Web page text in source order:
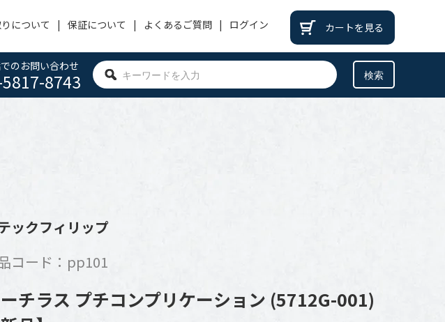
について 保証について よくあるご質問 ログイン カートを見る
ROGER DUBUIS
ロジェ デュブイ
SEIKO
のお問い合わせ
8743
ックフィリップ
コード：pp101
チラス プチコンプリケーション (5712G-001)